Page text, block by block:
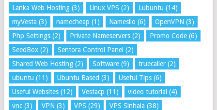
Lanka Web Hosting(3) Linux VPS (2) Lubuntu (14)
myVesta (3) namecheap (1) Namesilo (6) OpenVPN (3)
Php Settings(2) Private Nameservers(2) Promo Code(6)
SeedBox(2) Sentora Control Panel (2)
Shared Web Hosting(2) Software(9) truecaller(2)
ubuntu (11) Ubuntu Based (3) Useful Tips(6)
Useful Websites(12) Vestacp (11) video tutorial (4)
vnc(3) VPN (3) VPS (29) VPS Sinhala (38)